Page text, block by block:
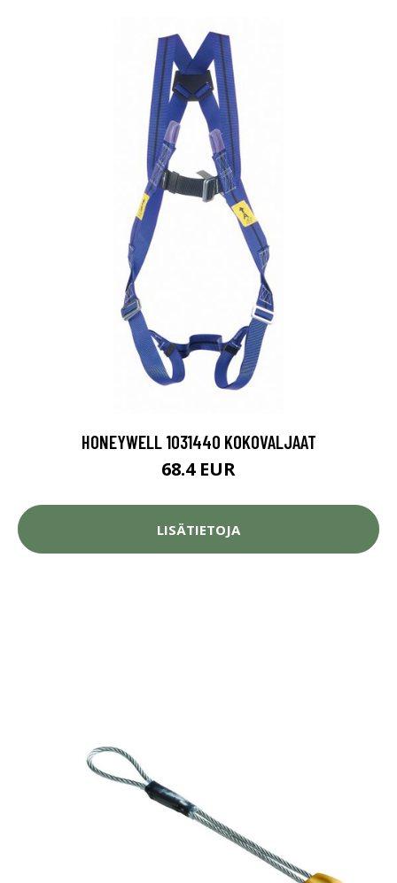
HONEYWELL 1031440 KOKOVALJAAT
68.4 EUR
LISÄTIETOJA